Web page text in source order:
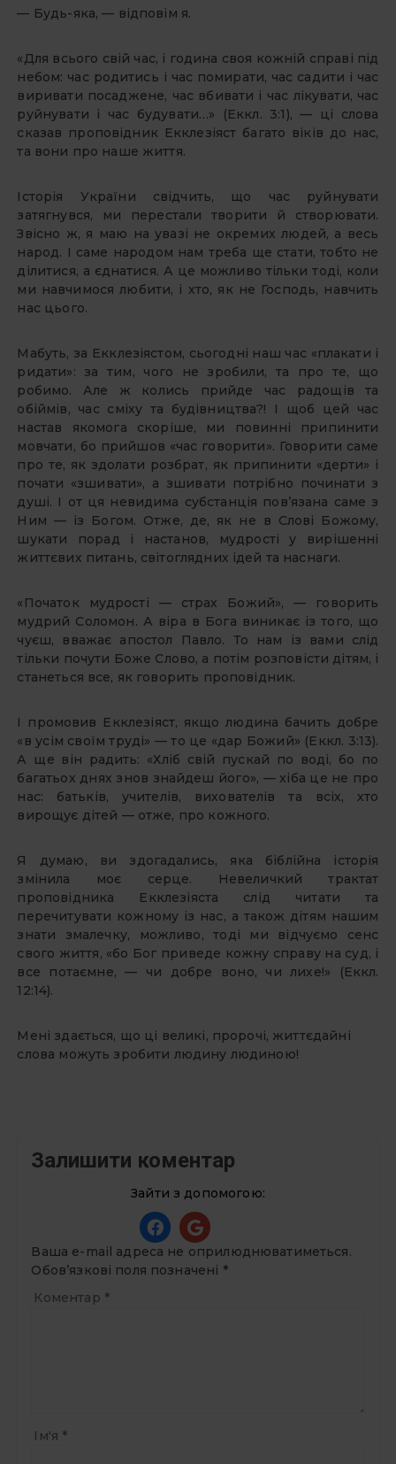
— Будь-яка, — відповім я.
«Для всього свій час, і година своя кожній справі під
небом: час родитись і час помирати, час садити і час
виривати посаджене, час вбивати і час лікувати, час
руйнувати і час будувати…» (Еккл. 3:1), — ці слова
сказав проповідник Екклезіяст багато віків до нас,
та вони про наше життя.
Історія України свідчить, що час руйнувати
затягнувся, ми перестали творити й створювати.
Звісно ж, я маю на увазі не окремих людей, а весь
народ. І саме народом нам треба ще стати, тобто не
ділитися, а єднатися. А це можливо тільки тоді, коли
ми навчимося любити, і хто, як не Господь, навчить
нас цього.
Мабуть, за Екклезіястом, сьогодні наш час «плакати і
ридати»: за тим, чого не зробили, та про те, що
робимо. Але ж колись прийде час радощів та
обіймів, час сміху та будівництва?! І щоб цей час
настав якомога скоріше, ми повинні припинити
мовчати, бо прийшов «час говорити». Говорити саме
про те, як здолати розбрат, як припинити «дерти» і
почати «зшивати», а зшивати потрібно починати з
душі. І от ця невидима субстанція пов’язана саме з
Ним — із Богом. Отже, де, як не в Слові Божому,
шукати порад і настанов, мудрості у вирішенні
життєвих питань, світоглядних ідей та наснаги.
«Початок мудрості — страх Божий», — говорить
мудрий Соломон. А віра в Бога виникає із того, що
чуєш, вважає апостол Павло. То нам із вами слід
тільки почути Боже Слово, а потім розповісти дітям, і
станеться все, як говорить проповідник.
І промовив Екклезіяст, якщо людина бачить добре
«в усім своїм труді» — то це «дар Божий» (Еккл. 3:13).
А ще він радить: «Хліб свій пускай по воді, бо по
багатьох днях знов знайдеш його», — хіба це не про
нас: батьків, учителів, вихователів та всіх, хто
вирощує дітей — отже, про кожного.
Я думаю, ви здогадались, яка біблійна історія
змінила моє серце. Невеличкий трактат
проповідника Екклезіяста слід читати та
перечитувати кожному із нас, а також дітям нашим
знати змалечку, можливо, тоді ми відчуємо сенс
свого життя, «бо Бог приведе кожну справу на суд, і
все потаємне, — чи добре воно, чи лихе!» (Еккл.
12:14).
Мені здається, що ці великі, пророчі, життєдайні
слова можуть зробити людину людиною!
Залишити коментар
Зайти з допомогою:
Ваша e-mail адреса не оприлюднюватиметься.
Обов’язкові поля позначені *
Коментар *
Ім'я *